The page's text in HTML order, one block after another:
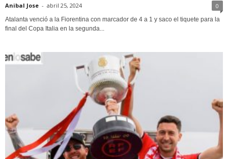
Anibal Jose - abril 25, 2024 0
Atalanta venció a la Fiorentina con marcador de 4 a 1 y saco el tiquete para la
final del Copa Italia en la segunda...